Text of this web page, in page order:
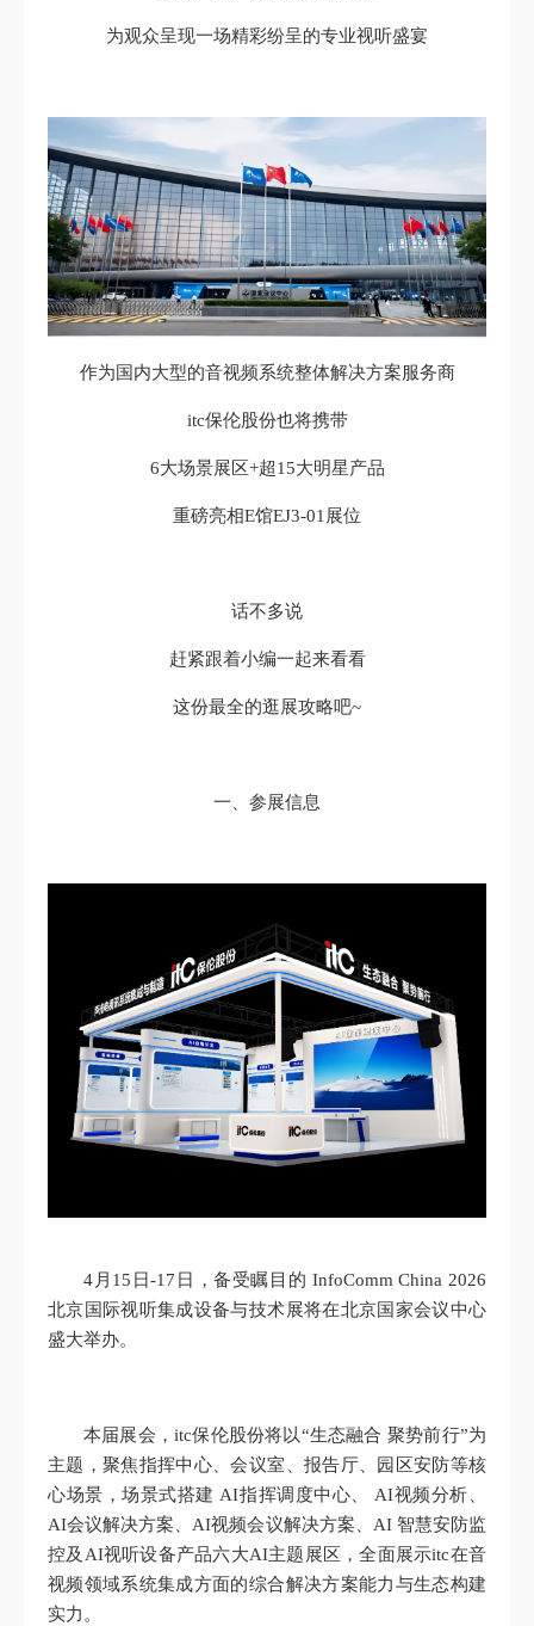
为观众呈现一场精彩纷呈的专业视听盛宴
作为国内大型的音视频系统整体解决方案服务商
itc保伦股份也将携带
6大场景展区+超15大明星产品
重磅亮相E馆EJ3-01展位
话不多说
赶紧跟着小编一起来看看
这份最全的逛展攻略吧~
一、参展信息
4月15日-17日，备受瞩目的 InfoComm China 2026
北京国际视听集成设备与技术展将在北京国家会议中心
盛大举办。
本届展会，itc保伦股份将以“生态融合 聚势前行”为
主题，聚焦指挥中心、会议室、报告厅、园区安防等核
心场景，场景式搭建 AI指挥调度中心、 AI视频分析、
AI会议解决方案、AI视频会议解决方案、AI 智慧安防监
控及AI视听设备产品六大AI主题展区，全面展示itc在音
视频领域系统集成方面的综合解决方案能力与生态构建
实力。